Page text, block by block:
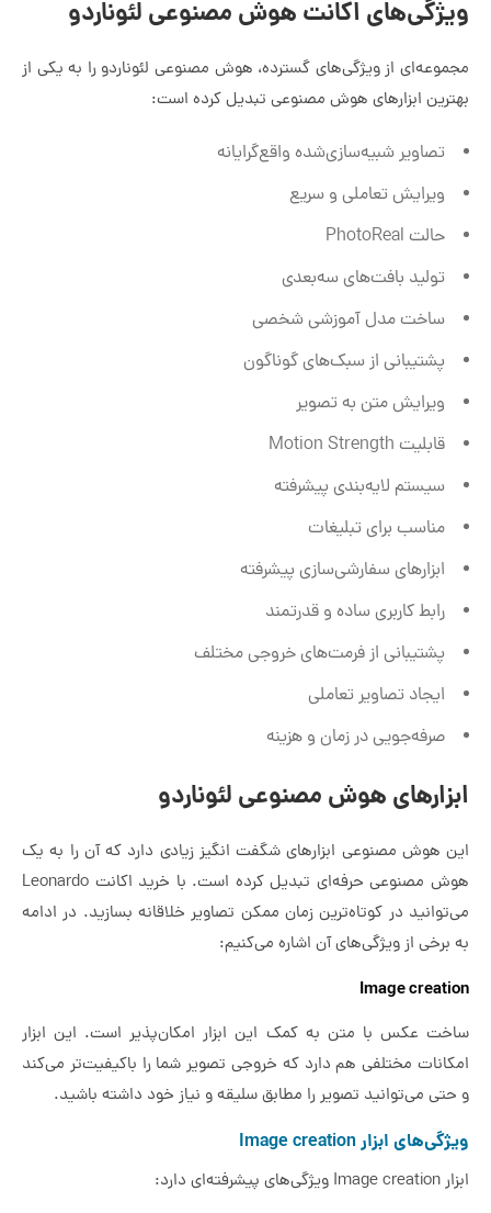
ویژگی‌های اکانت هوش مصنوعی لئوناردو
مجموعه‌ای از ویژگی‌های گسترده، هوش مصنوعی لئوناردو را به یکی از
بهترین ابزارهای هوش مصنوعی تبدیل کرده است:
تصاویر شبیه‌سازی‌شده واقع‌گرایانه
ویرایش تعاملی و سریع
حالت PhotoReal
تولید بافت‌های سه‌بعدی
ساخت مدل آموزشی شخصی
پشتیبانی از سبک‌های گوناگون
ویرایش متن به تصویر
قابلیت Motion Strength
سیستم لایه‌بندی پیشرفته
مناسب برای تبلیغات
ابزارهای سفارشی‌سازی پیشرفته
رابط کاربری ساده و قدرتمند
پشتیبانی از فرمت‌های خروجی مختلف
ایجاد تصاویر تعاملی
صرفه‌جویی در زمان و هزینه
ابزارهای هوش مصنوعی لئوناردو
این هوش مصنوعی ابزارهای شگفت انگیز زیادی دارد که آن را به یک
هوش مصنوعی حرفه‌ای تبدیل کرده است. با خرید اکانت Leonardo
می‌توانید در کوتاه‌ترین زمان ممکن تصاویر خلاقانه بسازید. در ادامه
به برخی از ویژگی‌های آن اشاره می‌کنیم:
Image creation
ساخت عکس با متن به کمک این ابزار امکان‌پذیر است. این ابزار
امکانات مختلفی هم دارد که خروجی تصویر شما را باکیفیت‌تر می‌کند
و حتی می‌توانید تصویر را مطابق سلیقه و نیاز خود داشته باشید.
ویژگی‌های ابزار Image creation
ابزار Image creation ویژگی‌های پیشرفته‌ای دارد: